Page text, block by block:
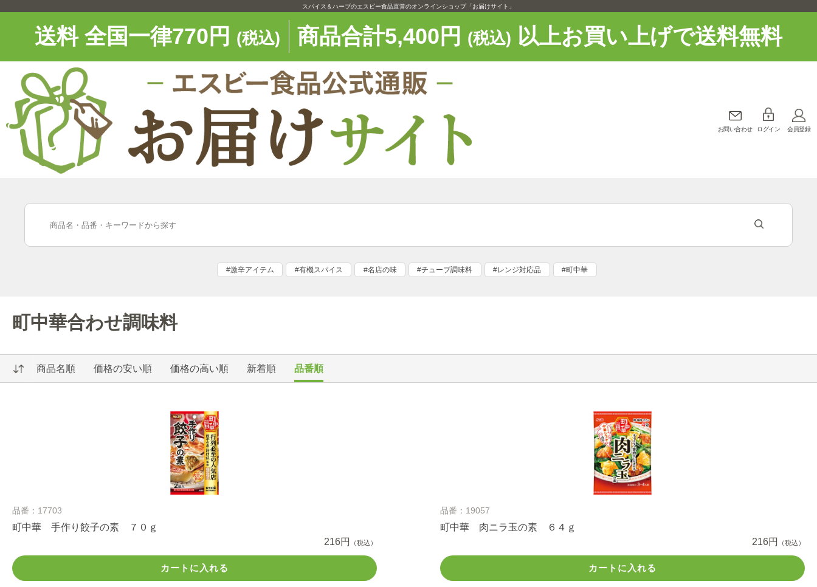
スパイス＆ハーブのエスビー食品直営のオンラインショップ「お届けサイト」
送料 全国一律770円 (税込) 商品合計5,400円 (税込) 以上お買い上げで送料無料
お問い合わせ ログイン 会員登録
#激辛アイテム #有機スパイス #名店の味 #チューブ調味料 #レンジ対応品 #町中華
町中華合わせ調味料
商品名順 価格の安い順 価格の高い順 新着順 品番順
品番：17703
町中華 手作り餃子の素 ７０ｇ
216円
（税込）
カートに入れる
品番：19057
町中華 肉ニラ玉の素 ６４ｇ
216円
（税込）
カートに入れる